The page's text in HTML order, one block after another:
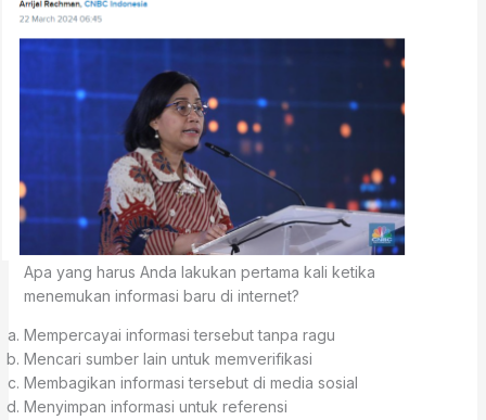
Apa yang harus Anda lakukan pertama kali ketika
menemukan informasi baru di internet?
Mempercayai informasi tersebut tanpa ragu
Mencari sumber lain untuk memverifikasi
Membagikan informasi tersebut di media sosial
Menyimpan informasi untuk referensi